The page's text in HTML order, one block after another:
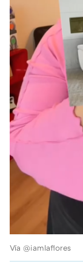
Vía @iamlaflores